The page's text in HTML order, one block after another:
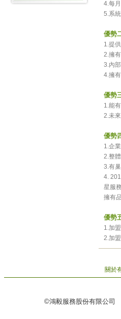
4.每
5.系
優勢
1.提
2.擁
3.內
4.擁
優勢
1.能
2.未
優勢
1.企
2.整
3.有
4.
星服
擁有
優勢
1.加
2.加
關於
©鴻毅服務股份有限公